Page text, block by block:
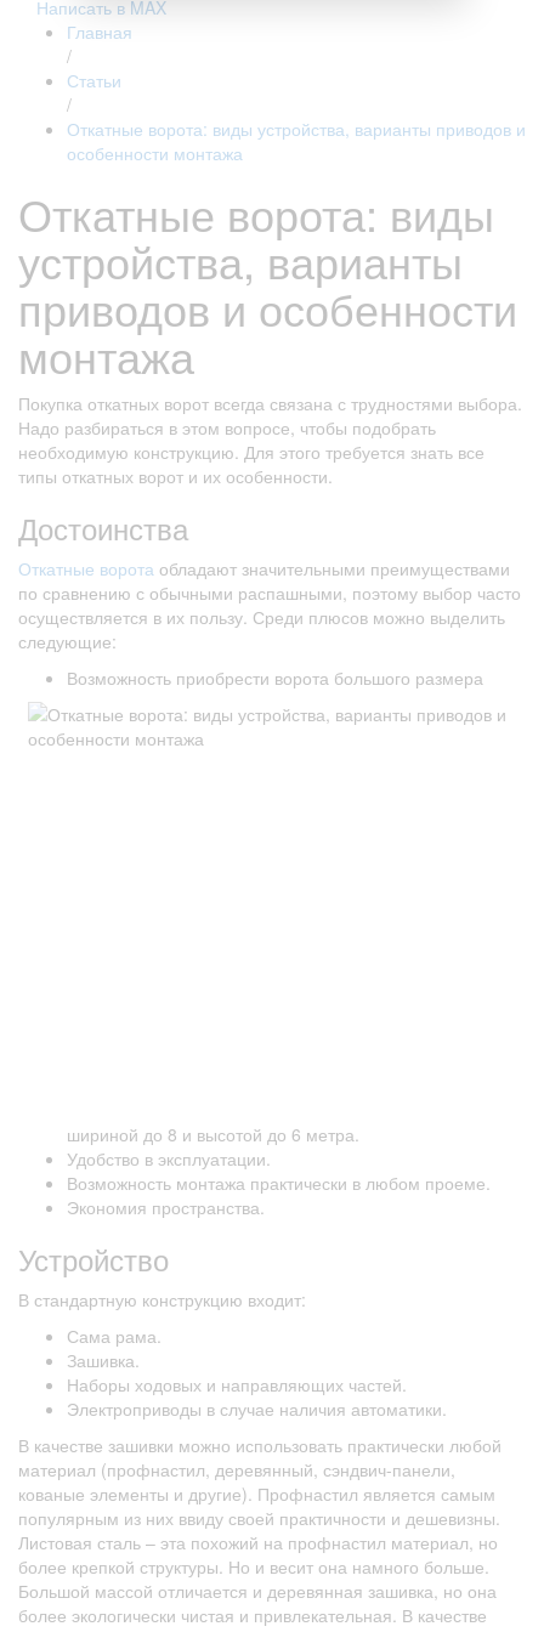
Написать в MAX
Главная
/
Статьи
/
Откатные ворота: виды устройства, варианты приводов и
особенности монтажа
Откатные ворота: виды
устройства, варианты
приводов и особенности
монтажа
Покупка откатных ворот всегда связана с трудностями выбора.
Надо разбираться в этом вопросе, чтобы подобрать
необходимую конструкцию. Для этого требуется знать все
типы откатных ворот и их особенности.
Достоинства
Откатные ворота обладают значительными преимуществами
по сравнению с обычными распашными, поэтому выбор часто
осуществляется в их пользу. Среди плюсов можно выделить
следующие:
Возможность приобрести ворота большого размера
шириной до 8 и высотой до 6 метра.
Удобство в эксплуатации.
Возможность монтажа практически в любом проеме.
Экономия пространства.
Устройство
В стандартную конструкцию входит:
Сама рама.
Зашивка.
Наборы ходовых и направляющих частей.
Электроприводы в случае наличия автоматики.
В качестве зашивки можно использовать практически любой
материал (профнастил, деревянный, сэндвич-панели,
кованые элементы и другие). Профнастил является самым
популярным из них ввиду своей практичности и дешевизны.
Листовая сталь – эта похожий на профнастил материал, но
более крепкой структуры. Но и весит она намного больше.
Большой массой отличается и деревянная зашивка, но она
более экологически чистая и привлекательная. В качестве